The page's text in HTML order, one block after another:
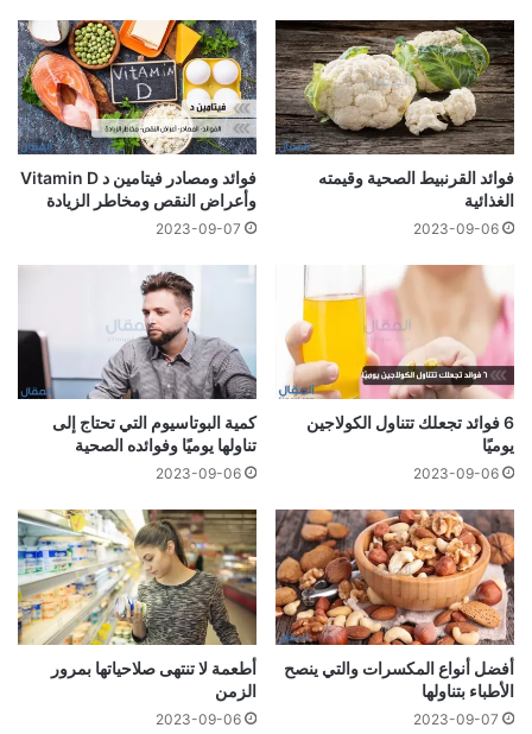
فوائد القرنبيط الصحية وقيمته
الغذائية
2023-09-06
فوائد ومصادر فيتامين د Vitamin D
وأعراض النقص ومخاطر الزيادة
2023-09-07
6 فوائد تجعلك تتناول الكولاجين
يوميًا
2023-09-06
كمية البوتاسيوم التي تحتاج إلى
تناولها يوميًا وفوائده الصحية
2023-09-06
أفضل أنواع المكسرات والتي ينصح
الأطباء بتناولها
2023-09-07
أطعمة لا تنتهى صلاحياتها بمرور
الزمن
2023-09-06